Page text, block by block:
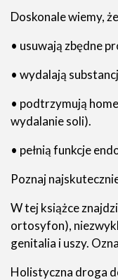
Doskonale wiemy,
• usuwają zbędne
• wydalają
• podtrzymują
wydalanie soli).
• pełnią funkcje
Poznaj
W tej książce
ortosyfon),
genitalia i uszy.
Holistyczna droga